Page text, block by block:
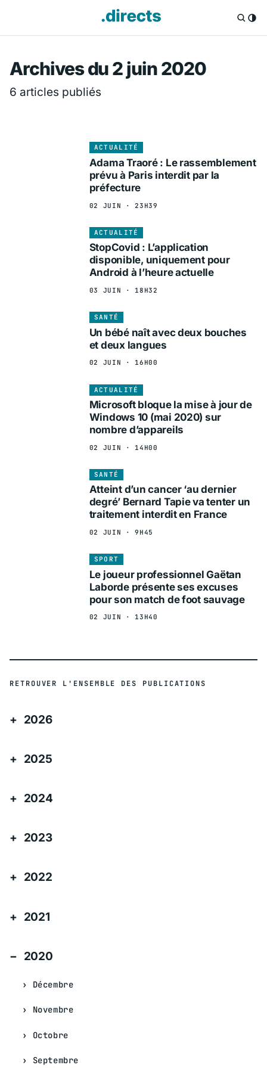
Directs.fr —
Archives du 2 juin 2020
6 articles publiés
ACTUALITÉ
Adama Traoré : Le rassemblement
prévu à Paris interdit par la
préfecture
02 JUIN · 23H39
ACTUALITÉ
StopCovid : L’application
disponible, uniquement pour
Android à l’heure actuelle
03 JUIN · 18H32
SANTÉ
Un bébé naît avec deux bouches
et deux langues
02 JUIN · 16H00
ACTUALITÉ
Microsoft bloque la mise à jour de
Windows 10 (mai 2020) sur
nombre d’appareils
02 JUIN · 14H00
SANTÉ
Atteint d’un cancer ‘au dernier
degré’ Bernard Tapie va tenter un
traitement interdit en France
02 JUIN · 9H45
SPORT
Le joueur professionnel Gaëtan
Laborde présente ses excuses
pour son match de foot sauvage
02 JUIN · 13H40
RETROUVER L'ENSEMBLE DES PUBLICATIONS
2026
2025
2024
2023
2022
2021
2020
Décembre
Novembre
Octobre
Septembre